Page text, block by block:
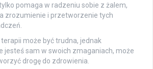
pomaga w radzeniu sobie z żalem,
zrozumienie i przetworzenie tych
terapii może być trudna, jednak
jesteś sam w swoich zmaganiach, może
drogę do zdrowienia.